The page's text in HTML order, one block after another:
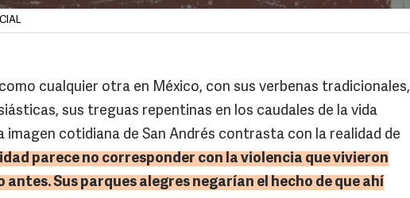
cualquier otra en México, con sus verbenas tradicionales,
sus treguas repentinas en los caudales de la vida
imagen cotidiana de San Andrés contrasta con la realidad de
parece no corresponder con la violencia que vivieron
antes. Sus parques alegres negarían el hecho de que ahí